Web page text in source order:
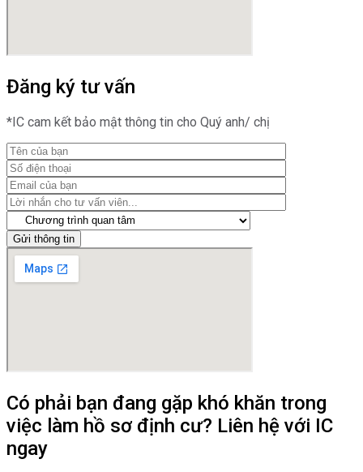
Đăng ký tư vấn
*IC cam kết bảo mật thông tin cho Quý anh/ chị
Gửi thông tin
Có phải bạn đang gặp khó khăn trong
việc làm hồ sơ định cư? Liên hệ với IC
ngay